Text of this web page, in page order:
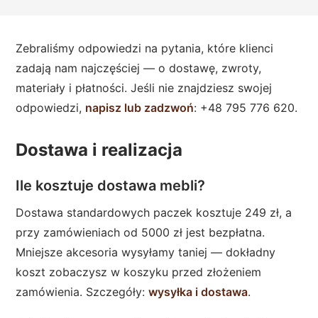
Zebraliśmy odpowiedzi na pytania, które klienci
zadają nam najczęściej — o dostawę, zwroty,
materiały i płatności. Jeśli nie znajdziesz swojej
odpowiedzi, napisz lub zadzwoń: +48 795 776 620.
Dostawa i realizacja
Ile kosztuje dostawa mebli?
Dostawa standardowych paczek kosztuje 249 zł, a
przy zamówieniach od 5000 zł jest bezpłatna.
Mniejsze akcesoria wysyłamy taniej — dokładny
koszt zobaczysz w koszyku przed złożeniem
zamówienia. Szczegóły:wysyłka i dostawa.